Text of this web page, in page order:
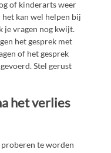
of kinderarts weer
kan wel helpen bij
je vragen nog kwijt.
het gesprek met
of het gesprek
Stel gerust
het verlies
proberen te worden